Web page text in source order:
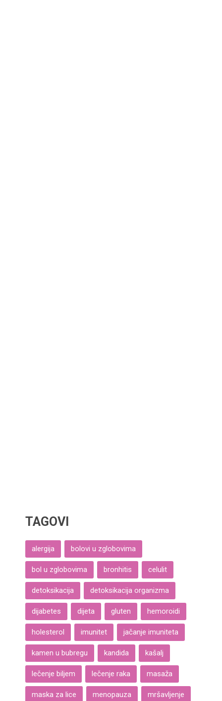
TAGOVI
alergija bolovi u zglobovima
bol u zglobovima bronhitis celulit
detoksikacija detoksikacija organizma
dijabetes dijeta gluten hemoroidi
holesterol imunitet jačanje imuniteta
kamen u bubregu kandida kašalj
lečenje biljem lečenje raka masaža
maska za lice menopauza mršavljenje